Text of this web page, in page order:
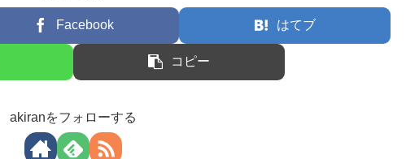
Facebook はてブ
コピー
akiranをフォローする